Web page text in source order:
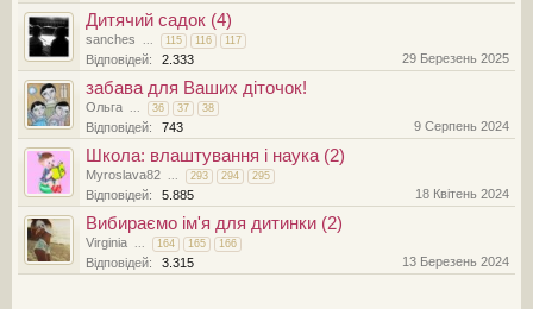
Дитячий садок (4)
sanches ... 115 116 117
Відповідей: 2.333 29 Березень 2025
забава для Ваших діточок!
Ольга ... 36 37 38
Відповідей: 743 9 Серпень 2024
Школа: влаштування і наука (2)
Myroslava82 ... 293 294 295
Відповідей: 5.885 18 Квітень 2024
Вибираємо ім'я для дитинки (2)
Virginia ... 164 165 166
Відповідей: 3.315 13 Березень 2024